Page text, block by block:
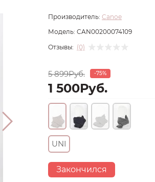
Производитель: Canoe
Модель: CAN00200074109
Отзывы: (0)
5 899Руб. -75%
1 500Руб.
UNI
Закончился